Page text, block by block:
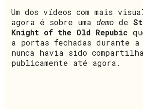
Um dos vídeos com mais
agora é sobre uma demo de
Knight of the Old Repubic
a portas fechadas durante a
nunca havia sido
publicamente até agora.